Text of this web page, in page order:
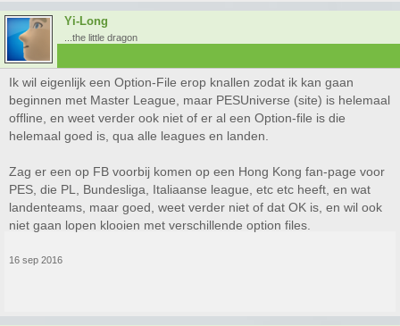
Yi-Long
...the little dragon
Ik wil eigenlijk een Option-File erop knallen zodat ik kan gaan
beginnen met Master League, maar PESUniverse (site) is helemaal
offline, en weet verder ook niet of er al een Option-file is die
helemaal goed is, qua alle leagues en landen.
Zag er een op FB voorbij komen op een Hong Kong fan-page voor
PES, die PL, Bundesliga, Italiaanse league, etc etc heeft, en wat
landenteams, maar goed, weet verder niet of dat OK is, en wil ook
niet gaan lopen klooien met verschillende option files.
16 sep 2016